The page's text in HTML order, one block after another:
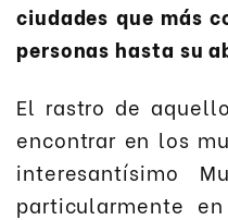
ciudades que más
personas hasta su
El rastro de
encontrar en los
interesantísimo
particularmente